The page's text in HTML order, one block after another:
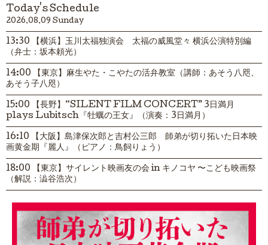
Today's Schedule
2026.08.09 Sunday
13:30 【横浜】玉川太福独演会 太福の威風堂々 横浜公演特別編
（弁士：坂本頼光）
14:00 【東京】麻生やた・こやたの活弁教室（講師：あそう八咫、
あそう子八咫）
15:00 【長野】“SILENT FILM CONCERT” 3日満月
plays Lubitsch『牡蠣の王女』（演奏：3日満月）
16:10 【大阪】島津保次郎と吉村公三郎 師弟が切り拓いた日本映
画黄金期『麗人』（ピアノ：鳥飼りょう）
18:00 【東京】サイレント映画友の会 in キノコヤ 〜こども映画祭
（解説：澁谷浩次）